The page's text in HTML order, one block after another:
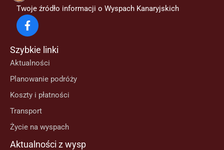
Twoje źródło informacji o Wyspach Kanaryjskich
Szybkie linki
Aktualności
Planowanie podróży
Koszty i płatności
Transport
Życie na wyspach
Aktualności z wysp